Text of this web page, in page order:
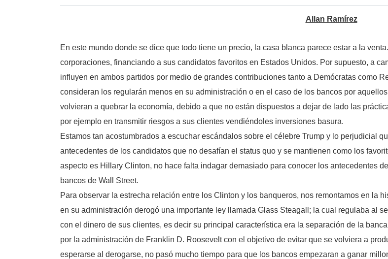
Allan Ramírez
En este mundo donde se dice que todo tiene un precio, la casa blanca parece estar a la
corporaciones, financiando a sus candidatos favoritos en Estados Unidos. Por supuesto, a
influyen en ambos partidos por medio de grandes contribuciones tanto a Demócratas como
consideran los regularán menos en su administración o en el caso de los bancos por
volvieran a quebrar la economía, debido a que no están dispuestos a dejar de lado las
por ejemplo en transmitir riesgos a sus clientes vendiéndoles inversiones basura.
Estamos tan acostumbrados a escuchar escándalos sobre el célebre Trump y lo perjudicial
antecedentes de los candidatos que no desafían el status quo y se mantienen como los
aspecto es Hillary Clinton, no hace falta indagar demasiado para conocer los antecedentes
bancos de Wall Street.
Para observar la estrecha relación entre los Clinton y los banqueros, nos remontamos en la
en su administración derogó una importante ley llamada Glass Steagall; la cual regulaba al
con el dinero de sus clientes, es decir su principal característica era la separación de la
por la administración de Franklin D. Roosevelt con el objetivo de evitar que se volviera a
esperarse al derogarse, no pasó mucho tiempo para que los bancos empezaran a ganar